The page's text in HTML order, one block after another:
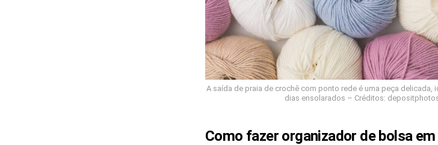
A saída de praia de crochê com ponto rede é uma peça delicada,
dias ensolarados – Créditos:
Como fazer organizador de bolsa